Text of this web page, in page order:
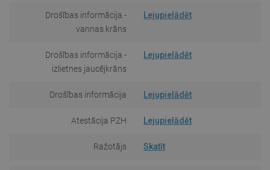
Drošības informācija -
vannas krāns
Lejupielādēt
Drošības informācija -
izlietnes jaucējkrāns
Lejupielādēt
Drošības informācija Lejupielādēt
Atestācija PZH Lejupielādēt
Ražotājs Skatīt